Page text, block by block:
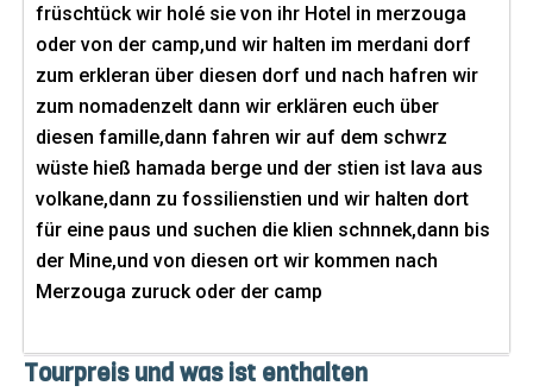
früschtück wir holé sie von ihr Hotel in merzouga
oder von der camp,und wir halten im merdani dorf
zum erkleran über diesen dorf und nach hafren wir
zum nomadenzelt dann wir erklären euch über
diesen famille,dann fahren wir auf dem schwrz
wüste hieß hamada berge und der stien ist lava aus
volkane,dann zu fossilienstien und wir halten dort
für eine paus und suchen die klien schnnek,dann bis
der Mine,und von diesen ort wir kommen nach
Merzouga zuruck oder der camp
Tourpreis und was ist enthalten